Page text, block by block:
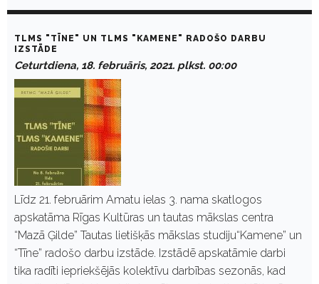
TLMS "TĪNE" UN TLMS "KAMENE" RADOŠO DARBU
IZSTĀDE
Ceturtdiena, 18. februāris, 2021. plkst. 00:00
Līdz 21. februārim Amatu ielas 3. nama skatlogos
apskatāma Rīgas Kultūras un tautas mākslas centra
“Mazā Ģilde” Tautas lietišķās mākslas studiju“Kamene” un
“Tīne” radošo darbu izstāde. Izstādē apskatāmie darbi
tika radīti iepriekšējās kolektīvu darbības sezonās, kad